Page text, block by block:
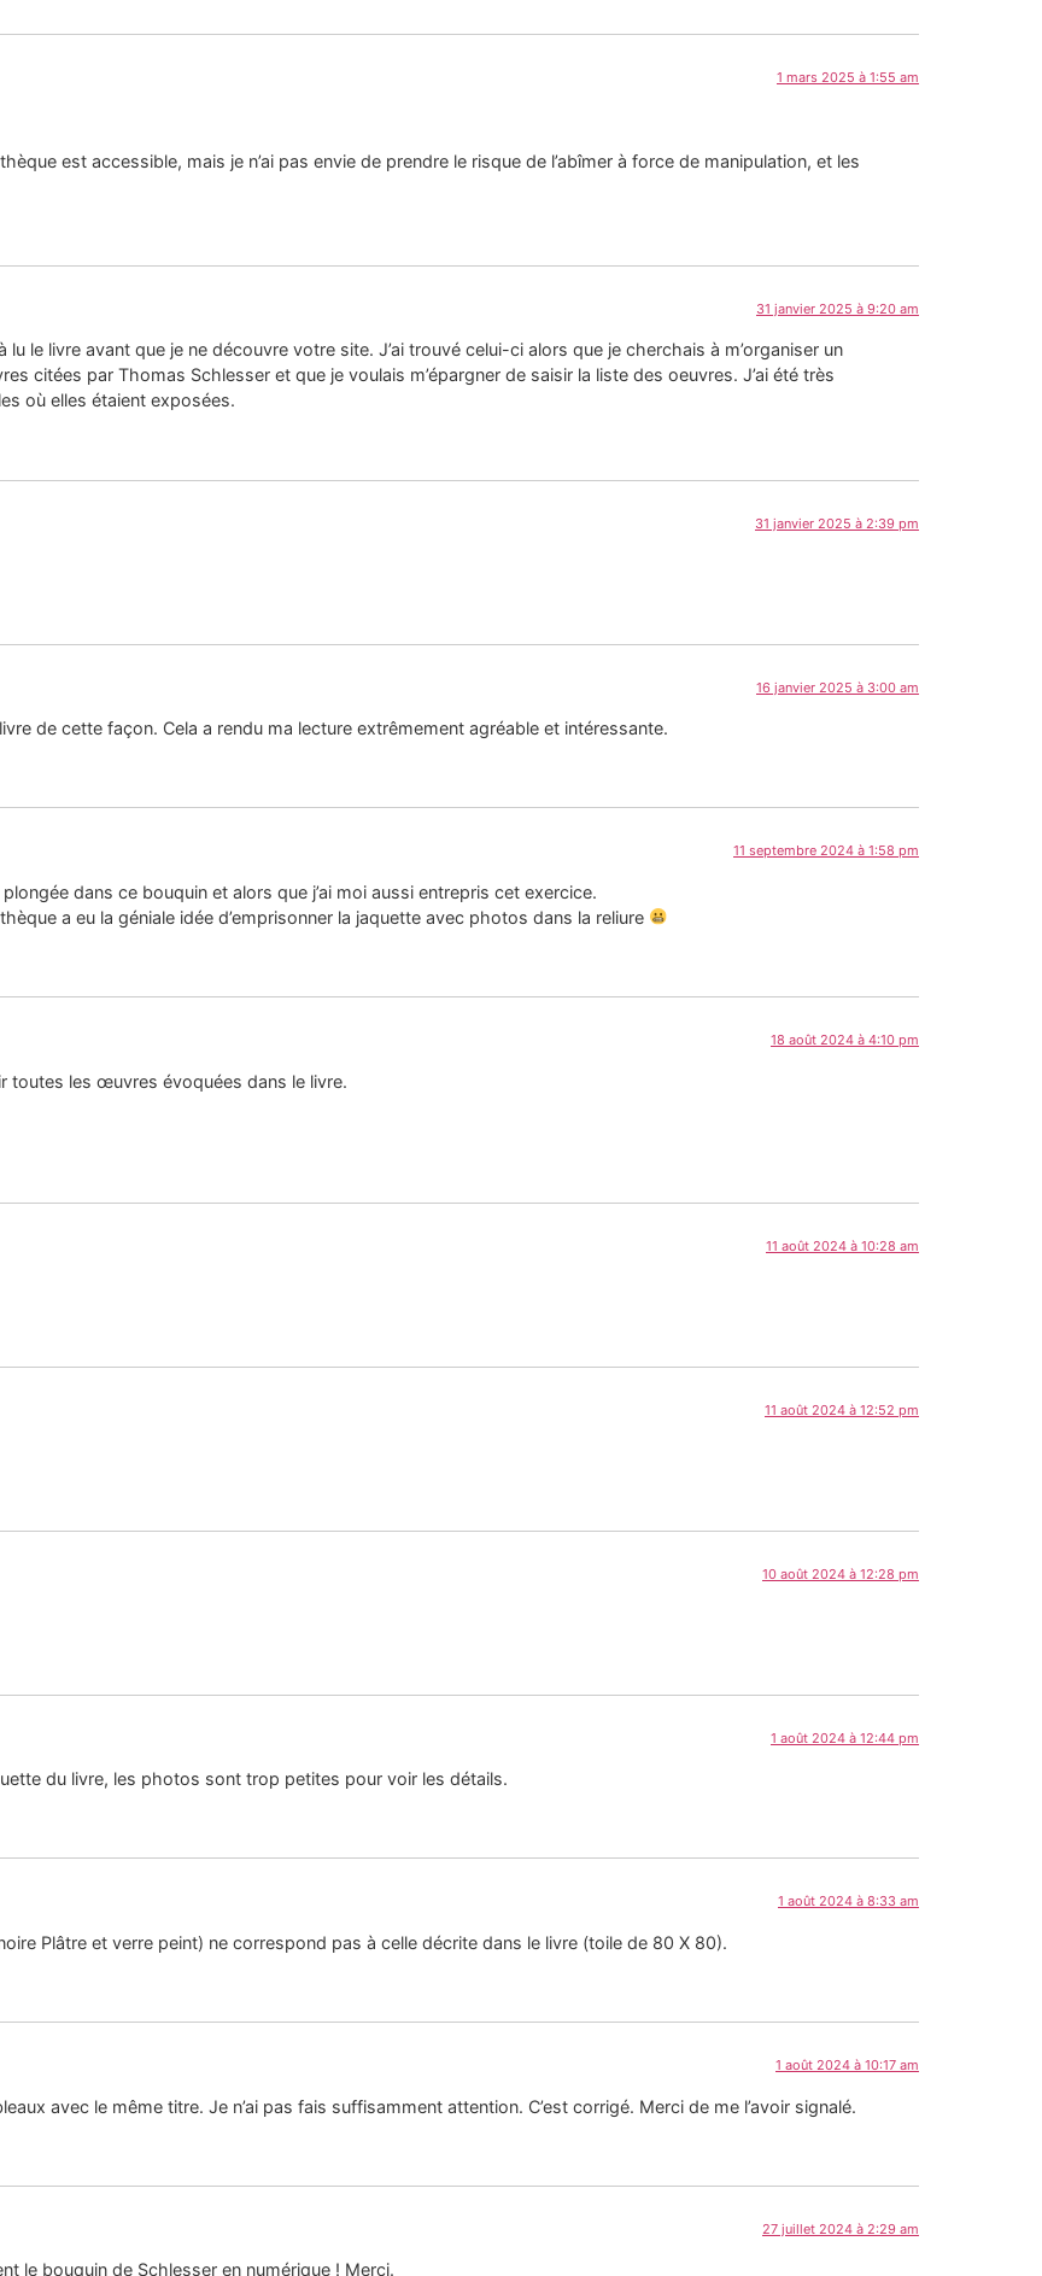
1 mars 2025 à 1:55 am
est accessible, mais je n’ai pas envie de prendre le risque de l’abîmer à force de manipulation, et les
31 janvier 2025 à 9:20 am
le livre avant que je ne découvre votre site. J’ai trouvé celui-ci alors que je cherchais à m’organiser un
citées par Thomas Schlesser et que je voulais m’épargner de saisir la liste des oeuvres. J’ai été très
où elles étaient exposées.
31 janvier 2025 à 2:39 pm
16 janvier 2025 à 3:00 am
de cette façon. Cela a rendu ma lecture extrêmement agréable et intéressante.
11 septembre 2024 à 1:58 pm
dans ce bouquin et alors que j’ai moi aussi entrepris cet exercice.
a eu la géniale idée d’emprisonner la jaquette avec photos dans la reliure
18 août 2024 à 4:10 pm
toutes les œuvres évoquées dans le livre.
11 août 2024 à 10:28 am
11 août 2024 à 12:52 pm
10 août 2024 à 12:28 pm
1 août 2024 à 12:44 pm
du livre, les photos sont trop petites pour voir les détails.
1 août 2024 à 8:33 am
Plâtre et verre peint) ne correspond pas à celle décrite dans le livre (toile de 80 X 80).
1 août 2024 à 10:17 am
avec le même titre. Je n’ai pas fais suffisamment attention. C’est corrigé. Merci de me l’avoir signalé.
27 juillet 2024 à 2:29 am
le bouquin de Schlesser en numérique ! Merci.